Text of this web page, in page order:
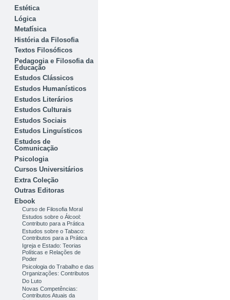
Estética
Lógica
Metafísica
História da Filosofia
Textos Filosóficos
Pedagogia e Filosofia da
Educação
Estudos Clássicos
Estudos Humanísticos
Estudos Literários
Estudos Culturais
Estudos Sociais
Estudos Linguísticos
Estudos de
Comunicação
Psicologia
Cursos Universitários
Extra Coleção
Outras Editoras
Ebook
Curso de Filosofia Moral
Estudos sobre o Álcool:
Contributo para a Prática
Estudos sobre o Tabaco:
Contributos para a Prática
Igreja e Estado: Teorias
Políticas e Relações de
Poder
Psicologia do Trabalho e das
Organizações: Contributos
Do Luto
Novas Competências:
Contributos Atuais da